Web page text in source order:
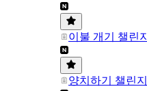
이불 개기 챌린지
양치하기 챌린지